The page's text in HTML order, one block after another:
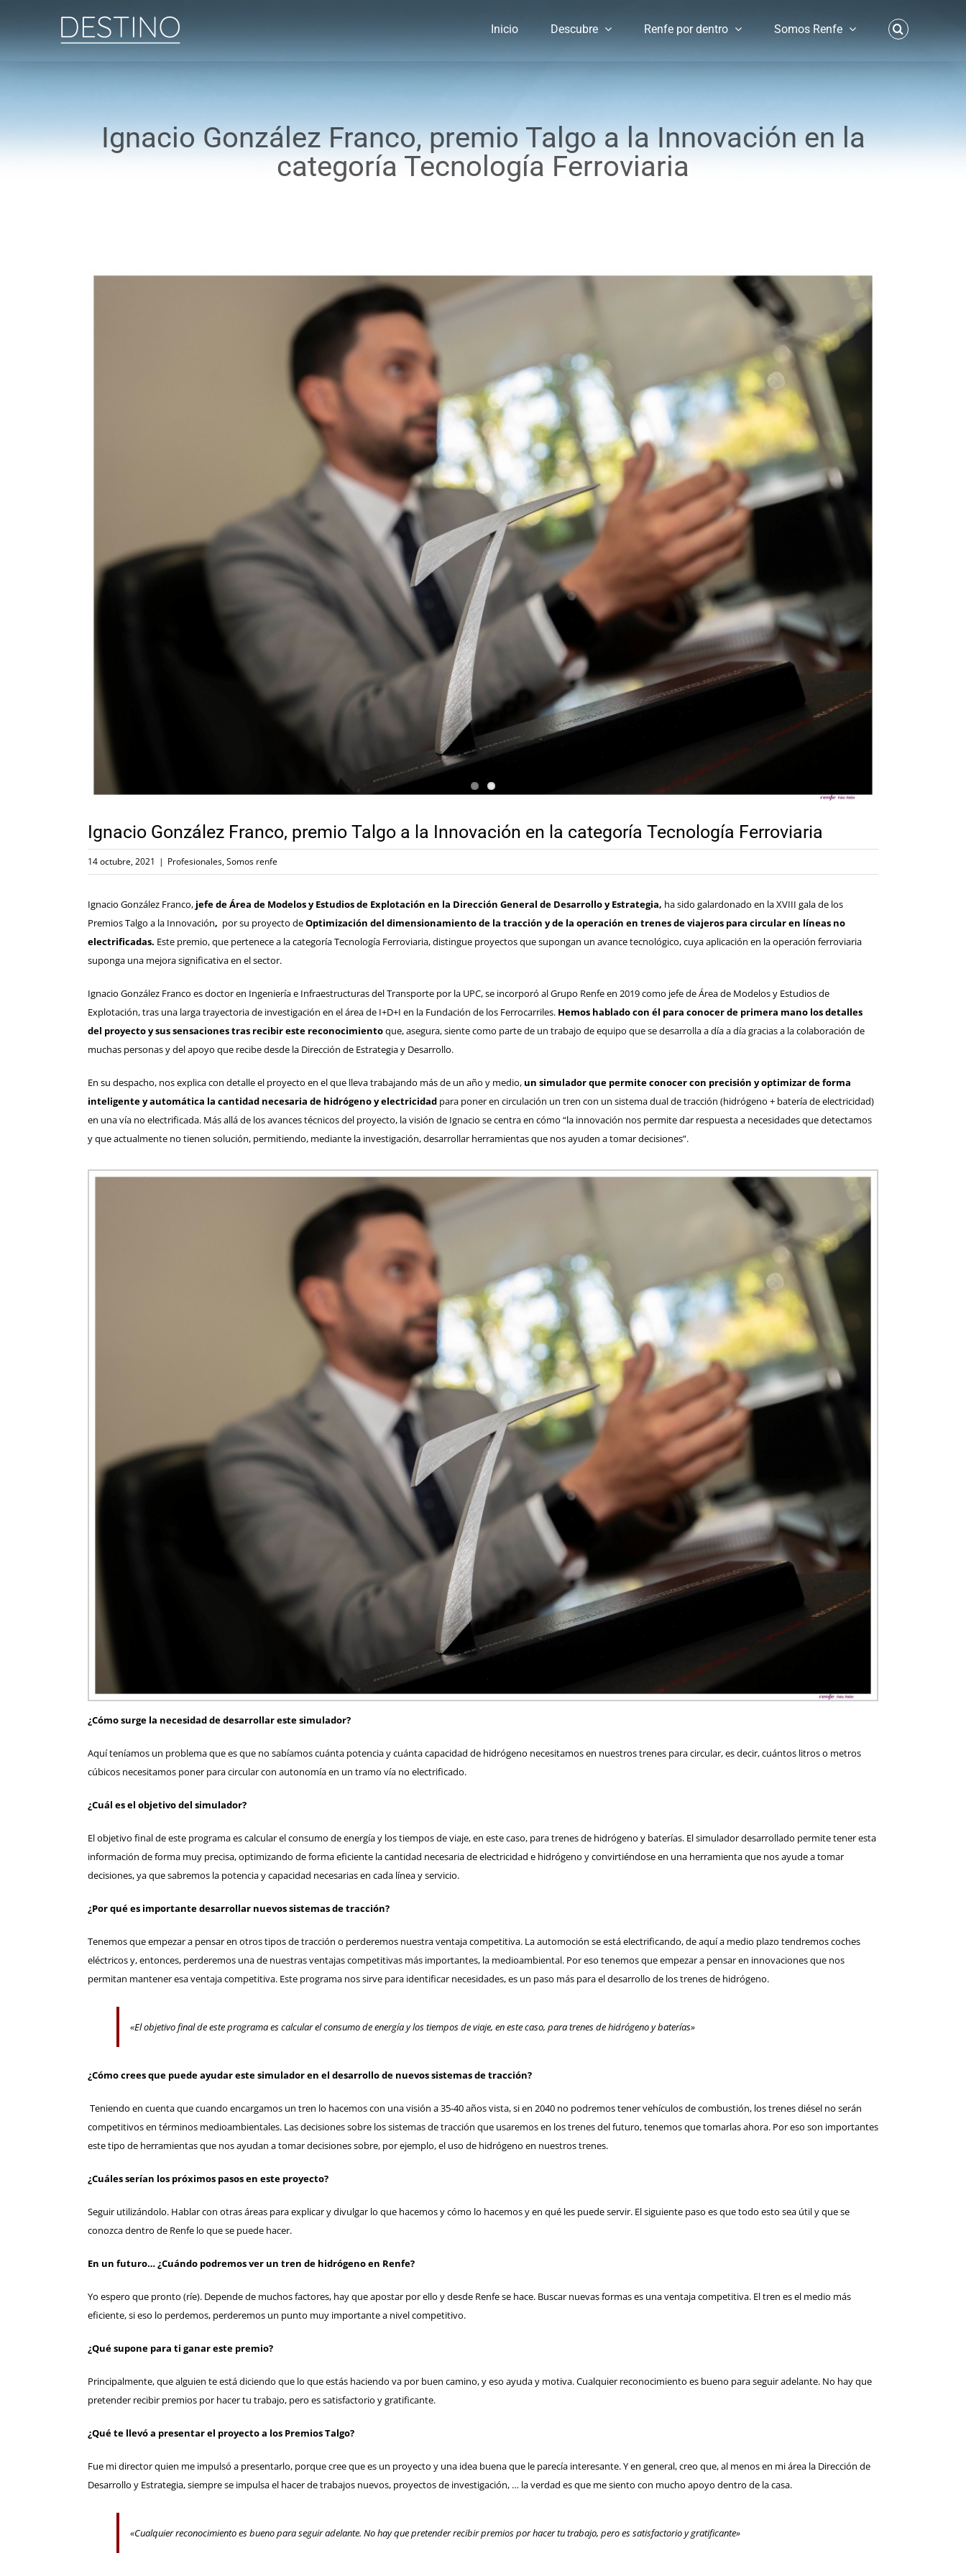
Inicio Descubre Renfe por dentro Somos Renfe
Ignacio González Franco, premio Talgo a la Innovación en la
categoría Tecnología Ferroviaria
Ignacio González Franco, premio Talgo a la Innovación en la categoría Tecnología Ferroviaria
14 octubre, 2021 | Profesionales,Somos renfe
Ignacio González Franco, jefe de Área de Modelos y Estudios de Explotación en la Dirección General de Desarrollo y Estrategia, ha sido galardonado en la XVIII gala de los
Premios Talgo a la Innovación, por su proyecto deOptimización del dimensionamiento de la tracción y de la operación en trenes de viajeros para circular en líneas no
electrificadas. Este premio, que pertenece a la categoría Tecnología Ferroviaria, distingue proyectos que supongan un avance tecnológico, cuya aplicación en la operación ferroviaria
suponga una mejora significativa en el sector.
Ignacio González Franco es doctor en Ingeniería e Infraestructuras del Transporte por la UPC, se incorporó al Grupo Renfe en 2019 como jefe de Área de Modelos y Estudios de
Explotación, tras una larga trayectoria de investigación en el área de I+D+I en la Fundación de los Ferrocarriles. Hemos hablado con él para conocer de primera mano los detalles
del proyecto y sus sensaciones tras recibir este reconocimientoque, asegura, siente como parte de un trabajo de equipo que se desarrolla a día a día gracias a la colaboración de
muchas personas y del apoyo que recibe desde la Dirección de Estrategia y Desarrollo.
En su despacho, nos explica con detalle el proyecto en el que lleva trabajando más de un año y medio, un simulador que permite conocer con precisión y optimizar de forma
inteligente y automática la cantidad necesaria de hidrógeno y electricidad para poner en circulación un tren con un sistema dual de tracción (hidrógeno + batería de electricidad)
en una vía no electrificada. Más allá de los avances técnicos del proyecto, la visión de Ignacio se centra en cómo “la innovación nos permite dar respuesta a necesidades que detectamos
y que actualmente no tienen solución, permitiendo, mediante la investigación, desarrollar herramientas que nos ayuden a tomar decisiones”.
¿Cómo surge la necesidad de desarrollar este simulador?
Aquí teníamos un problema que es que no sabíamos cuánta potencia y cuánta capacidad de hidrógeno necesitamos en nuestros trenes para circular, es decir, cuántos litros o metros
cúbicos necesitamos poner para circular con autonomía en un tramo vía no electrificado.
¿Cuál es el objetivo del simulador?
El objetivo final de este programa es calcular el consumo de energía y los tiempos de viaje, en este caso, para trenes de hidrógeno y baterías. El simulador desarrollado permite tener esta
información de forma muy precisa, optimizando de forma eficiente la cantidad necesaria de electricidad e hidrógeno y convirtiéndose en una herramienta que nos ayude a tomar
decisiones, ya que sabremos la potencia y capacidad necesarias en cada línea y servicio.
¿Por qué es importante desarrollar nuevos sistemas de tracción?
Tenemos que empezar a pensar en otros tipos de tracción o perderemos nuestra ventaja competitiva. La automoción se está electrificando, de aquí a medio plazo tendremos coches
eléctricos y, entonces, perderemos una de nuestras ventajas competitivas más importantes, la medioambiental. Por eso tenemos que empezar a pensar en innovaciones que nos
permitan mantener esa ventaja competitiva. Este programa nos sirve para identificar necesidades, es un paso más para el desarrollo de los trenes de hidrógeno.
«El objetivo final de este programa es calcular el consumo de energía y los tiempos de viaje, en este caso, para trenes de hidrógeno y baterías»
¿Cómo crees que puede ayudar este simulador en el desarrollo de nuevos sistemas de tracción?
Teniendo en cuenta que cuando encargamos un tren lo hacemos con una visión a 35-40 años vista, si en 2040 no podremos tener vehículos de combustión, los trenes diésel no serán
competitivos en términos medioambientales. Las decisiones sobre los sistemas de tracción que usaremos en los trenes del futuro, tenemos que tomarlas ahora. Por eso son importantes
este tipo de herramientas que nos ayudan a tomar decisiones sobre, por ejemplo, el uso de hidrógeno en nuestros trenes.
¿Cuáles serían los próximos pasos en este proyecto?
Seguir utilizándolo. Hablar con otras áreas para explicar y divulgar lo que hacemos y cómo lo hacemos y en qué les puede servir. El siguiente paso es que todo esto sea útil y que se
conozca dentro de Renfe lo que se puede hacer.
En un futuro… ¿Cuándo podremos ver un tren de hidrógeno en Renfe?
Yo espero que pronto (ríe). Depende de muchos factores, hay que apostar por ello y desde Renfe se hace. Buscar nuevas formas es una ventaja competitiva. El tren es el medio más
eficiente, si eso lo perdemos, perderemos un punto muy importante a nivel competitivo.
¿Qué supone para ti ganar este premio?
Principalmente, que alguien te está diciendo que lo que estás haciendo va por buen camino, y eso ayuda y motiva. Cualquier reconocimiento es bueno para seguir adelante. No hay que
pretender recibir premios por hacer tu trabajo, pero es satisfactorio y gratificante.
¿Qué te llevó a presentar el proyecto a los Premios Talgo?
Fue mi director quien me impulsó a presentarlo, porque cree que es un proyecto y una idea buena que le parecía interesante. Y en general, creo que, al menos en mi área la Dirección de
Desarrollo y Estrategia, siempre se impulsa el hacer de trabajos nuevos, proyectos de investigación, … la verdad es que me siento con mucho apoyo dentro de la casa.
«Cualquier reconocimiento es bueno para seguir adelante. No hay que pretender recibir premios por hacer tu trabajo, pero es satisfactorio y gratificante»